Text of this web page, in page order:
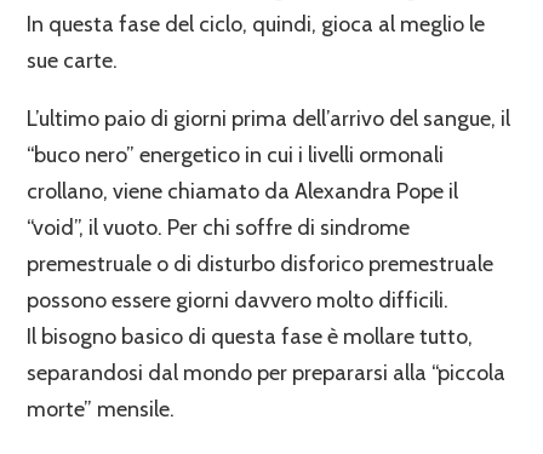
In questa fase del ciclo, quindi, gioca al meglio le
sue carte.
L’ultimo paio di giorni prima dell’arrivo del sangue, il
“buco nero” energetico in cui i livelli ormonali
crollano, viene chiamato da Alexandra Pope il
“void”, il vuoto. Per chi soffre di sindrome
premestruale o di disturbo disforico premestruale
possono essere giorni davvero molto difficili.
Il bisogno basico di questa fase è mollare tutto,
separandosi dal mondo per prepararsi alla “piccola
morte” mensile.